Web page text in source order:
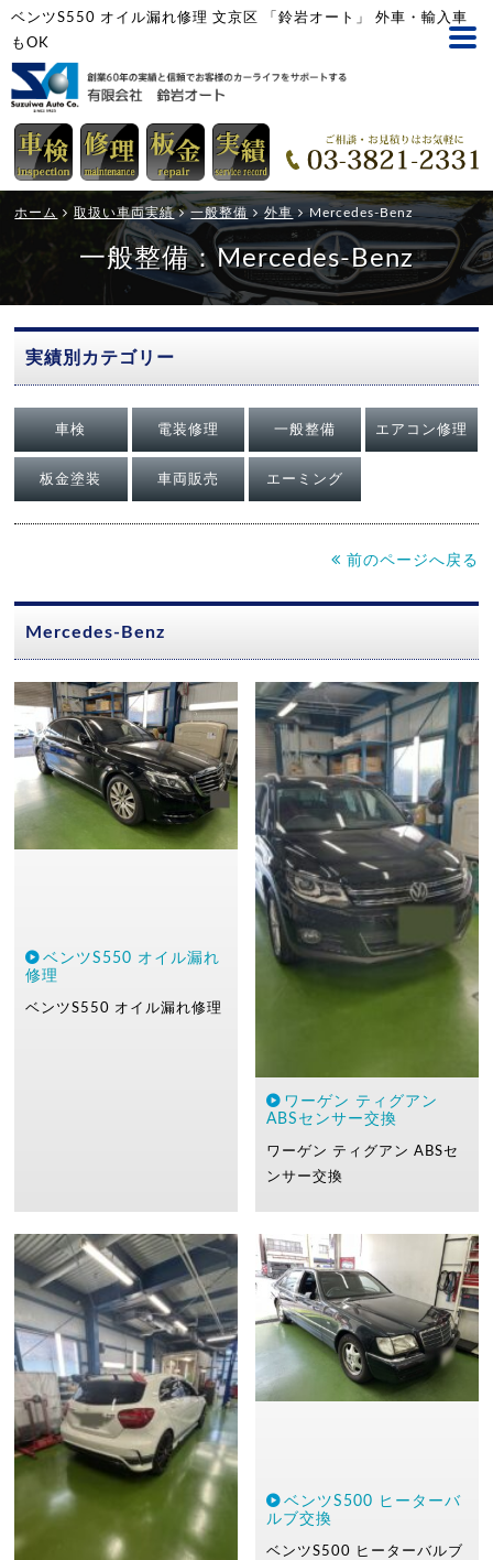
ベンツS550 オイル漏れ修理 文京区 「鈴岩オート」 外車・輸入車
もOK
ホーム 取扱い車両実績 一般整備 外車 Mercedes-Benz
一般整備：Mercedes-Benz
実績別カテゴリー
車検 電装修理 一般整備 エアコン修理
板金塗装 車両販売 エーミング
前のページへ戻る
Mercedes-Benz
ベンツS550 オイル漏れ
修理
ベンツS550 オイル漏れ修理
ワーゲン ティグアン
ABSセンサー交換
ワーゲン ティグアン ABSセ
ンサー交換
ベンツS500 ヒーターバ
ルブ交換
ベンツS500 ヒーターバルブ